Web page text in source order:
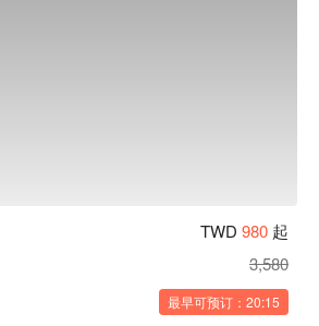
TWD 980 起
3,580
最早可预订：20:15